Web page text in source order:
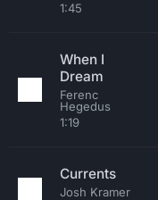
1:45
When I
Dream
Ferenc
Hegedus
1:19
Currents
Josh Kramer